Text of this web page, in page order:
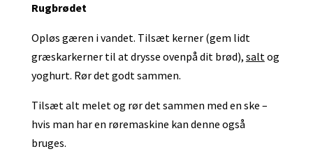
Rugbrødet
Opløs gæren i vandet. Tilsæt kerner (gem lidt
græskarkerner til at drysse ovenpå dit brød), saltog
yoghurt. Rør det godt sammen.
Tilsæt alt melet og rør det sammen med en ske –
hvis man har en røremaskine kan denne også
bruges.